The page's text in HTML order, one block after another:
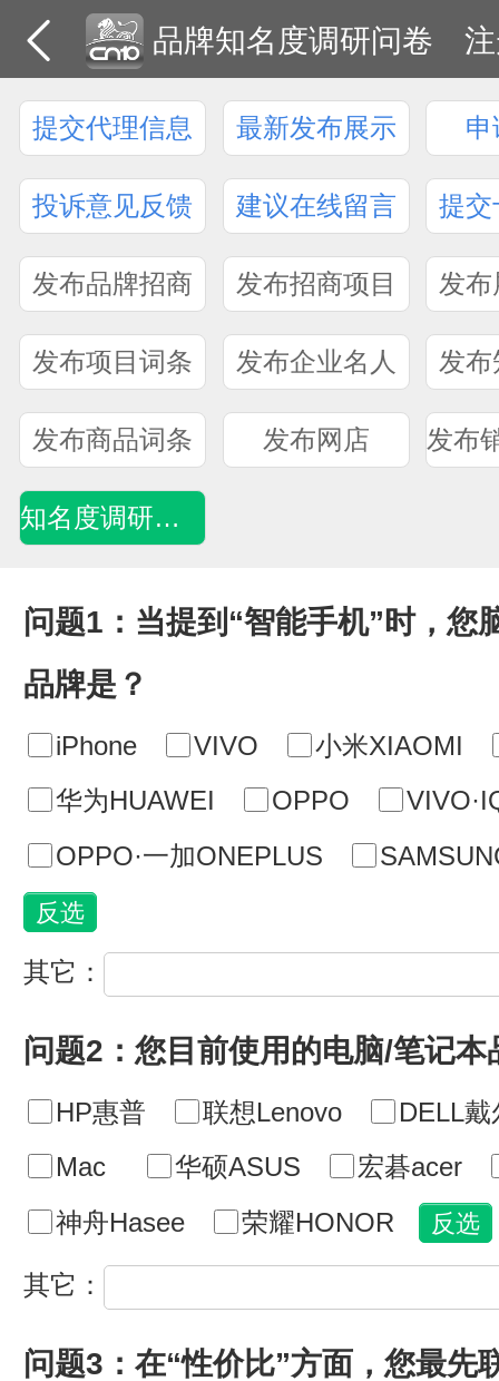
品牌知名度调研问卷
提交代理信息 最新发布展示 申
投诉意见反馈 建议在线留言 提交
发布品牌招商 发布招商项目 发
发布项目词条 发布企业名人 发
发布商品词条 发布网店
知名度调研问卷
问题1：当提到“智能手机”时，您
品牌是？
iPhone VIVO
小米XIAOMI
华为HUAWEI
OPPO
OPPO·一加ONEPLUS
其它：
问题2：您目前使用的电脑/笔记本
HP惠普 联想Lenovo
DELL戴
Mac
华硕ASUS
宏碁acer
神舟Hasee
荣耀HONOR
其它：
问题3：在“性价比”方面，您最先